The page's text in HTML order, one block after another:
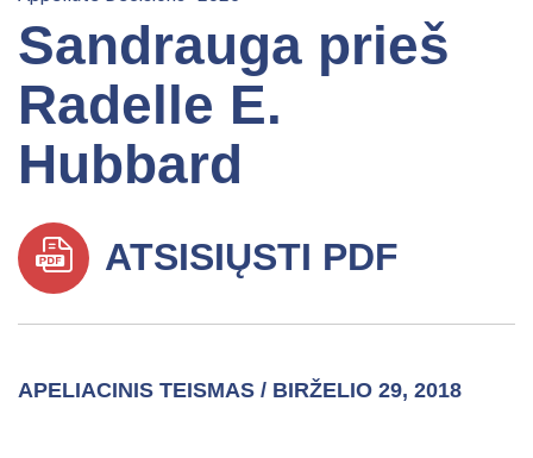
Sandrauga prieš
Radelle E.
Hubbard
ATSISIŲSTI PDF
APELIACINIS TEISMAS / BIRŽELIO 29, 2018